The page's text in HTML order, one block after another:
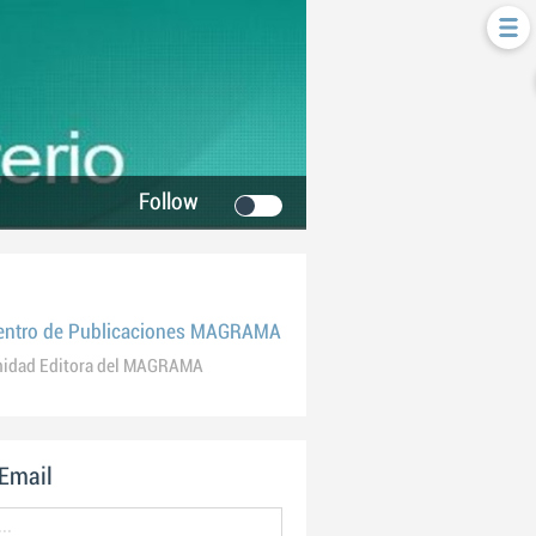
Follow
de Publicaciones MAGRAMA
Editora del MAGRAMA